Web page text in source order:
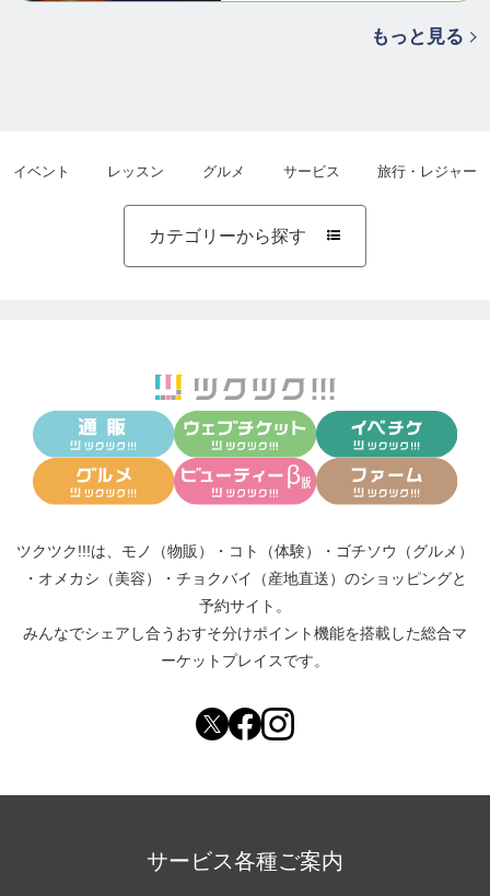
もっと見る
イベント レッスン グルメ サービス 旅行・レジャー
カテゴリーから探す 
ツクツク!!!は、 モノ（物販） ・ コト（体験） ・ ゴチソウ（グルメ）
・ オメカシ（美容） ・ チョクバイ（産地直送） のショッピングと
予約サイト。
みんなでシェアし合う おすそ分けポイント機能を搭載した総合マ
ーケットプレイスです。
サービス各種ご案内